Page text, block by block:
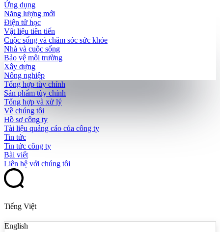
Ứng dụng
Năng lượng mới
Điện tử học
Vật liệu tiên tiến
Cuộc sống và chăm sóc sức khỏe
Nhà và cuộc sống
Bảo vệ môi trường
Xây dựng
Nông nghiệp
Tổng hợp tùy chỉnh
Sản phẩm tùy chỉnh
Tổng hợp và xử lý
Về chúng tôi
Hồ sơ công ty
Tài liệu quảng cáo của công ty
Tin tức
Tin tức công ty
Bài viết
Liên hệ với chúng tôi
Tiếng Việt
English